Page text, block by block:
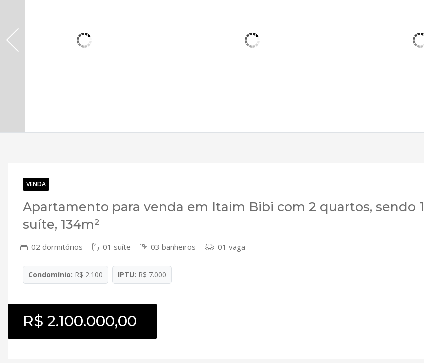
VENDA
Apartamento para venda em Itaim Bibi com 2 quartos, sendo 1
suíte, 134m²
02 dormitórios 01 suíte 03 banheiros 01 vaga
Condomínio: R$ 2.100 IPTU: R$ 7.000
R$ 2.100.000,00